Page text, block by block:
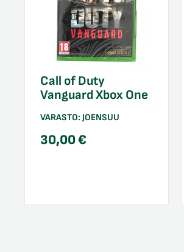
Call of Duty
Vanguard Xbox One
VARASTO: JOENSUU
30,00€